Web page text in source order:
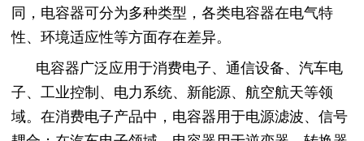
同，电容器可分为多种类型，各类电容器在电气特
性、环境适应性等方面存在差异。
电容器广泛应用于消费电子、通信设备、汽车电
子、工业控制、电力系统、新能源、航空航天等领
域。在消费电子产品中，电容器用于电源滤波、信号